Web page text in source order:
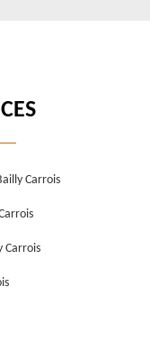
Carrois
Carrois